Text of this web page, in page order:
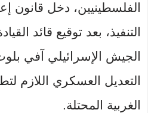
الفلسطينيين، دخل قانون
التنفيذ، بعد توقيع قائد
الجيش الإسرائيلي آفي
التعديل العسكري اللازم
الغربية المحتلة.